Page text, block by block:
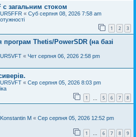
с загальним стоком
UR5FFR « Суб серпня 08, 2026 7:58 am
1 2 3
програм Thetis/PowerSDR (на базі
UR5VFT « Чет серпня 06, 2026 2:58 pm
UR5VFT « Сер серпня 05, 2026 8:03 pm
1 5 6 7 8
Konstantin M « Сер серпня 05, 2026 12:52 pm
1 … 6 7 8 9